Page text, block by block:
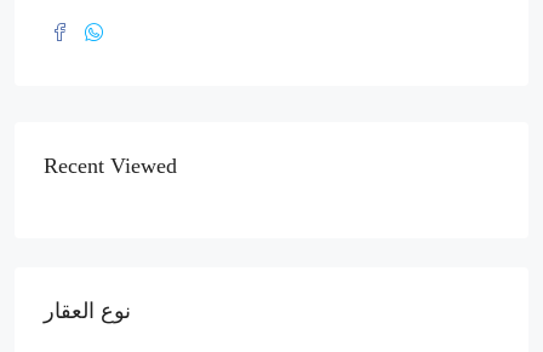
Recent Viewed
نوع العقار